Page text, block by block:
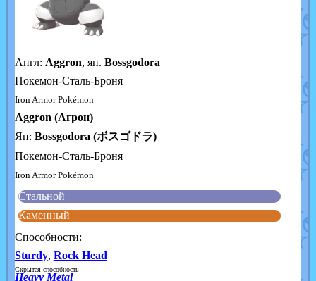
Англ: Aggron, яп. Bossgodora
Покемон-Сталь-Броня
Iron Armor Pokémon
Aggron (Агрон)
Яп: Bossgodora (ボスゴドラ)
Покемон-Сталь-Броня
Iron Armor Pokémon
Стальной
Каменный
Способности:
Sturdy, Rock Head
Скрытая способность
Heavy Metal